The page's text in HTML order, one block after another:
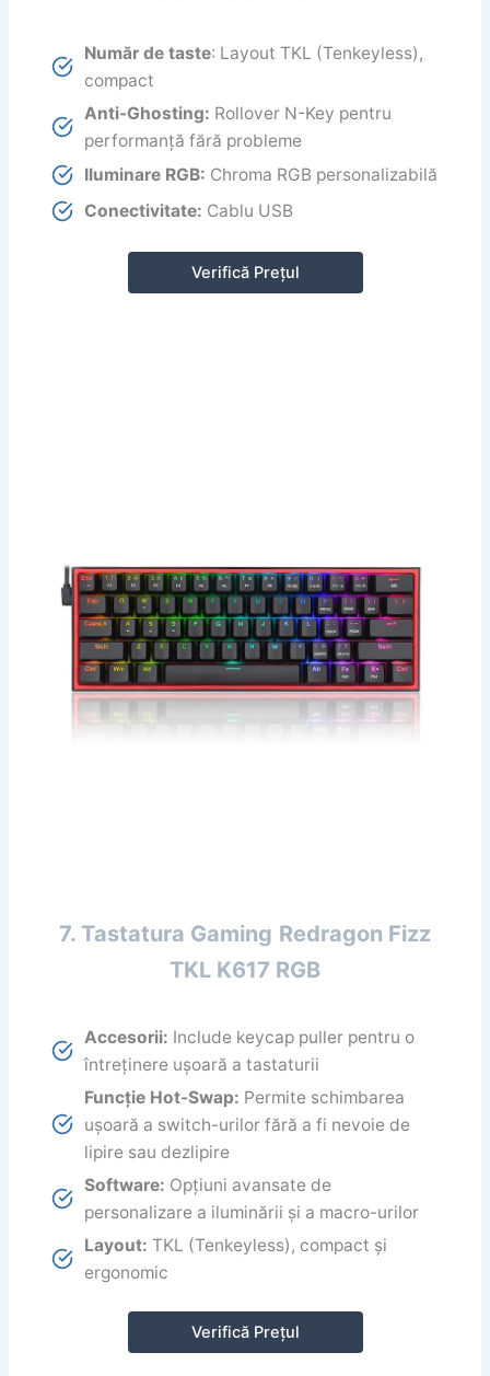
Număr de taste: Layout TKL (Tenkeyless),
compact
Anti-Ghosting: Rollover N-Key pentru
performanță fără probleme
Iluminare RGB: Chroma RGB personalizabilă
Conectivitate: Cablu USB
Verifică Prețul
7. Tastatura Gaming Redragon Fizz
TKL K617 RGB
Accesorii: Include keycap puller pentru o
întreținere ușoară a tastaturii
Funcție Hot-Swap: Permite schimbarea
ușoară a switch-urilor fără a fi nevoie de
lipire sau dezlipire
Software: Opțiuni avansate de
personalizare a iluminării și a macro-urilor
Layout: TKL (Tenkeyless), compact și
ergonomic
Verifică Prețul